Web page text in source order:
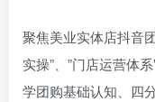
聚焦美业实体店抖音
实操”、”门店运营体
学团购基础认知、四